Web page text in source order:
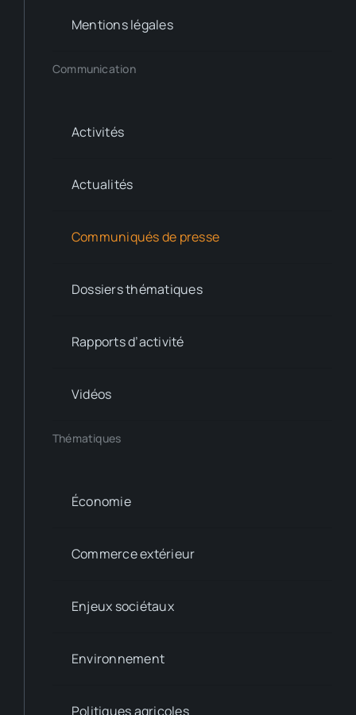
Mentions légales
Communication
Activités
Actualités
Communiqués de presse
Dossiers thématiques
Rapports d’activité
Vidéos
Thématiques
Économie
Commerce extérieur
Enjeux sociétaux
Environnement
Politiques agricoles